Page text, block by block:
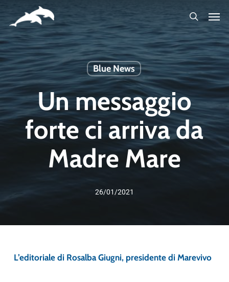
to
main
content
Blue News
Un messaggio
forte ci arriva da
Madre Mare
26/01/2021
L’editoriale di Rosalba Giugni, presidente di Marevivo